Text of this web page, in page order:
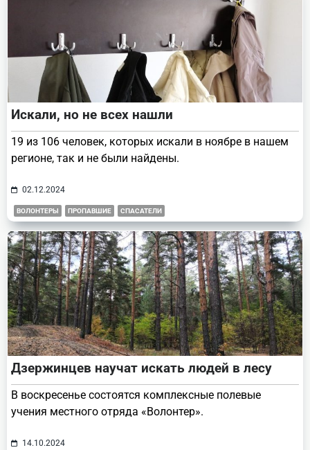
Искали, но не всех нашли
19 из 106 человек, которых искали в ноябре в нашем
регионе, так и не были найдены.
02.12.2024
ВОЛОНТЕРЫ ПРОПАВШИЕ СПАСАТЕЛИ
Дзержинцев научат искать людей в лесу
В воскресенье состоятся комплексные полевые
учения местного отряда «Волонтер».
14.10.2024